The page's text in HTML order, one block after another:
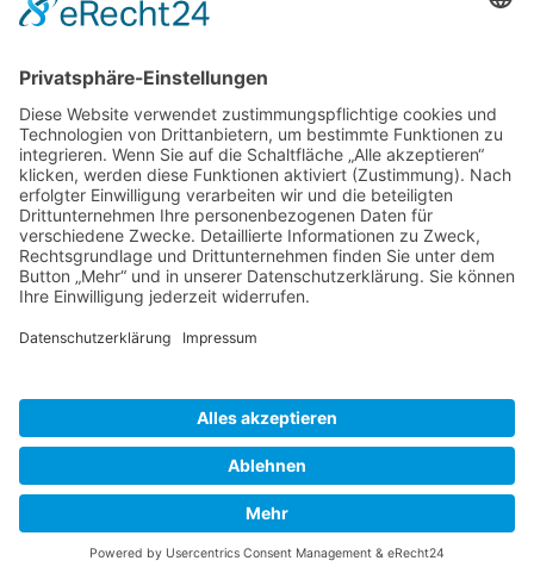
nach:
CAMBRIDGE ENGLISH
© 2026 Städtisches Gymnasium Leichlingen. Stolz
präsentiert vonSydney